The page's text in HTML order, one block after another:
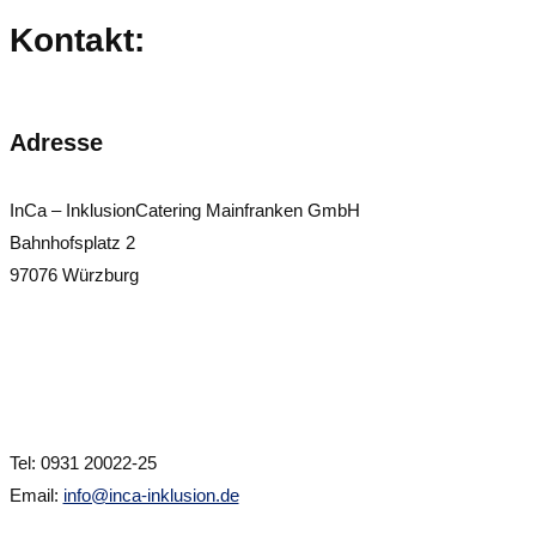
Kontakt:
Adresse
InCa – InklusionCatering Mainfranken GmbH
Bahnhofsplatz 2
97076 Würzburg
Tel: 0931 20022-25
Email: info@inca-inklusion.de